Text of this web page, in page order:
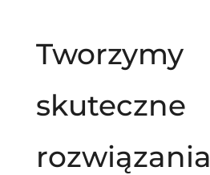
Tworzymy
skuteczne
rozwiązania